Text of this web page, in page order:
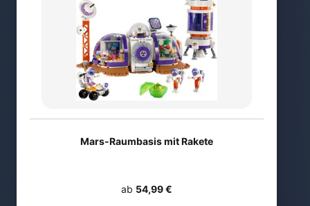
Mars-Raumbasis mit Rakete
ab 54,99 €